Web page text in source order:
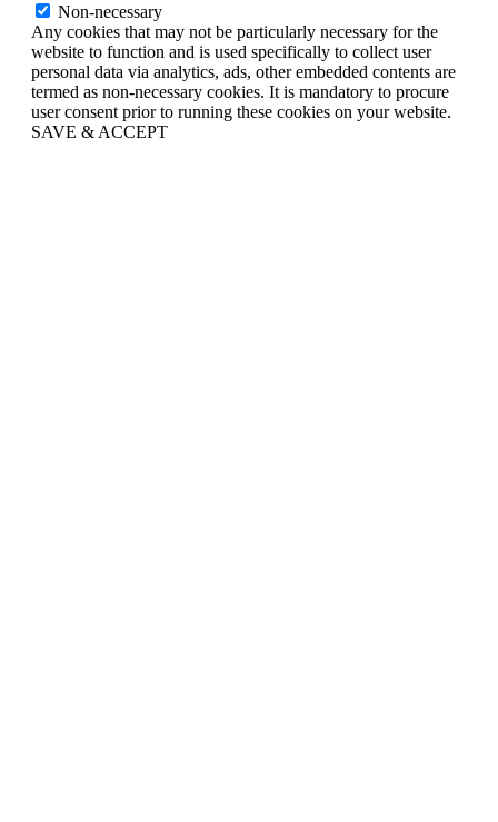
Non-necessary
Any cookies that may not be particularly necessary for the
website to function and is used specifically to collect user
personal data via analytics, ads, other embedded contents are
termed as non-necessary cookies. It is mandatory to procure
user consent prior to running these cookies on your website.
SAVE & ACCEPT